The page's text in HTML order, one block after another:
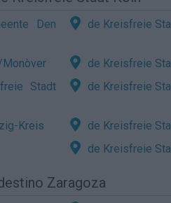
Den
de Kreisfreie
de Kreisfreie
Stadt
de Kreisfreie
Kreis
de Kreisfreie
de Kreisfreie
Zaragoza